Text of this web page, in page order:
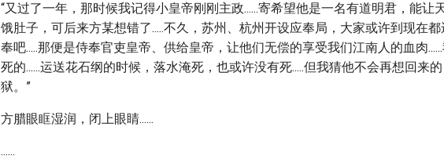
“又过了一年，那时候我记得小皇帝刚刚主政......寄希望他是一名有道明君，能让
饿肚子，可后来方某想错了.....不久，苏州、杭州开设应奉局，大家或许到现在
奉吧.....那便是侍奉官吏皇帝、供给皇帝，让他们无偿的享受我们江南人的血肉
死的......运送花石纲的时候，落水淹死，也或许没有死.....但我猜他不会再想回来
狱。”
方腊眼眶湿润，闭上眼睛......
......